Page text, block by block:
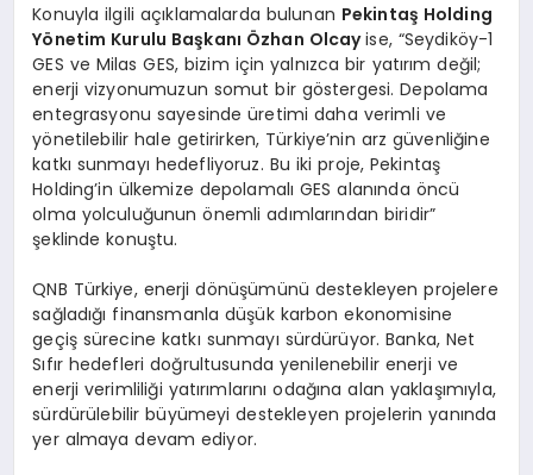
Konuyla ilgili açıklamalarda bulunan Pekintaş Holding
Yönetim Kurulu Başkanı Özhan Olcayise, “Seydiköy-1
GES ve Milas GES, bizim için yalnızca bir yatırım değil;
enerji vizyonumuzun somut bir göstergesi. Depolama
entegrasyonu sayesinde üretimi daha verimli ve
yönetilebilir hale getirirken, Türkiye’nin arz güvenliğine
katkı sunmayı hedefliyoruz. Bu iki proje, Pekintaş
Holding’in ülkemize depolamalı GES alanında öncü
olma yolculuğunun önemli adımlarından biridir”
şeklinde konuştu.
QNB Türkiye, enerji dönüşümünü destekleyen projelere
sağladığı finansmanla düşük karbon ekonomisine
geçiş sürecine katkı sunmayı sürdürüyor. Banka, Net
Sıfır hedefleri doğrultusunda yenilenebilir enerji ve
enerji verimliliği yatırımlarını odağına alan yaklaşımıyla,
sürdürülebilir büyümeyi destekleyen projelerin yanında
yer almaya devam ediyor.